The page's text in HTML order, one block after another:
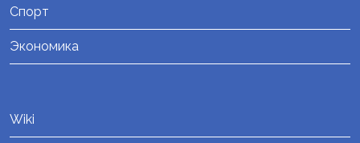
Спорт
Экономика
Wiki